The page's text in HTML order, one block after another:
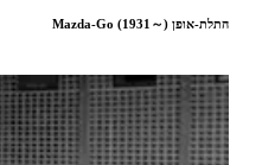
התלת-אופן Mazda-Go (1931～)